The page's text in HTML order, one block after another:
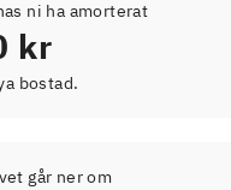
ni ha amorterat
kr
bostad.
går ner om